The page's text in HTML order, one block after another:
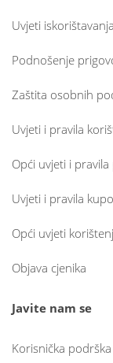
Uvjeti
Podnošenje
Zaštita osobnih
Uvjeti i pravila
Opći uvjeti i
Uvjeti i pravila
Opći uvjeti
Objava cjenika
Javite nam se
Korisnička podrška